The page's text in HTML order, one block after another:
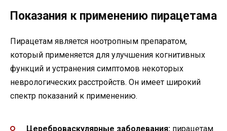
Показания к применению пирацетама
Пирацетам является ноотропным препаратом,
который применяется для улучшения когнитивных
функций и устранения симптомов некоторых
неврологических расстройств. Он имеет широкий
спектр показаний к применению.
Цереброваскулярные заболевания: пирацетам